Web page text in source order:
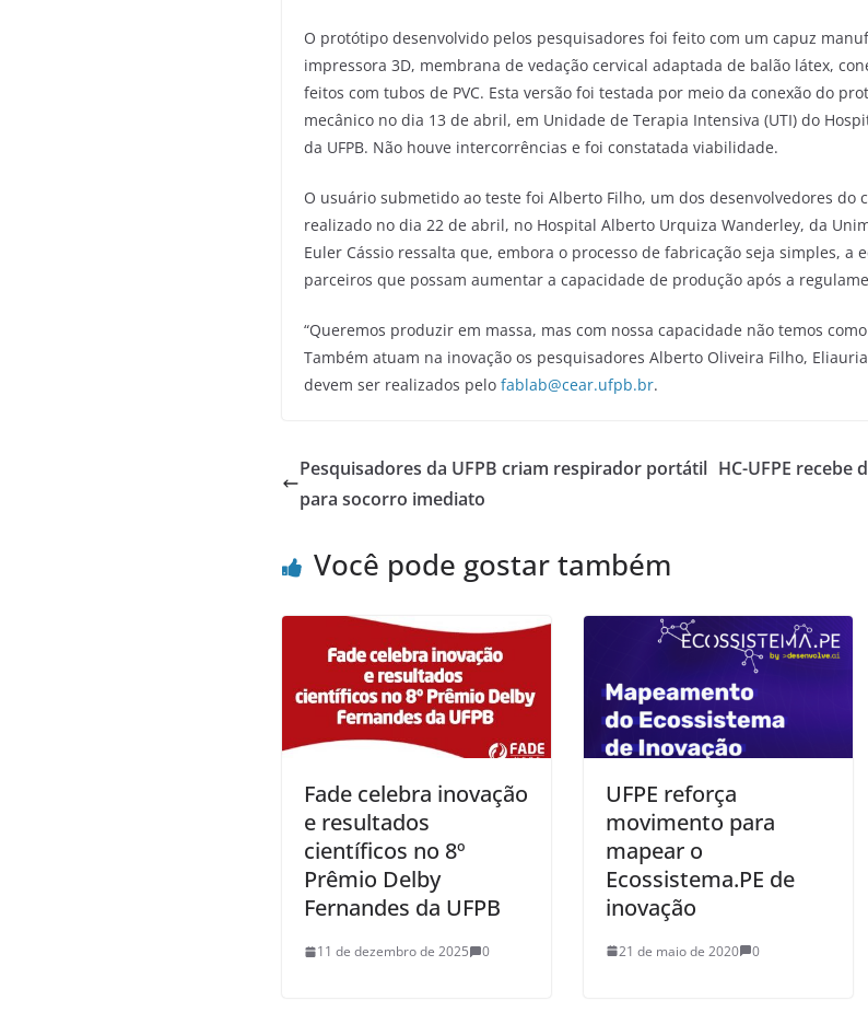
O protótipo desenvolvido pelos pesquisadores foi feito com um capuz
impressora 3D, membrana de vedação cervical adaptada de balão látex,
feitos com tubos de PVC. Esta versão foi testada por meio da conexão do
mecânico no dia 13 de abril, em Unidade de Terapia Intensiva (UTI) do
da UFPB. Não houve intercorrências e foi constatada viabilidade.
O usuário submetido ao teste foi Alberto Filho, um dos desenvolvedores do
realizado no dia 22 de abril, no Hospital Alberto Urquiza Wanderley, da
Euler Cássio ressalta que, embora o processo de fabricação seja simples, a
parceiros que possam aumentar a capacidade de produção após a
“Queremos produzir em massa, mas com nossa capacidade não temos
Também atuam na inovação os pesquisadores Alberto Oliveira Filho,
devem ser realizados pelo fablab@cear.ufpb.br.
Pesquisadores da UFPB criam respirador portátil
para socorro imediato
HC-UFPE recebe
Você pode gostar também
Fade celebra inovação
e resultados
científicos no 8º
Prêmio Delby
Fernandes da UFPB
11 de dezembro de 2025 0
UFPE reforça
movimento para
mapear o
Ecossistema.PE de
inovação
21 de maio de 2020 0